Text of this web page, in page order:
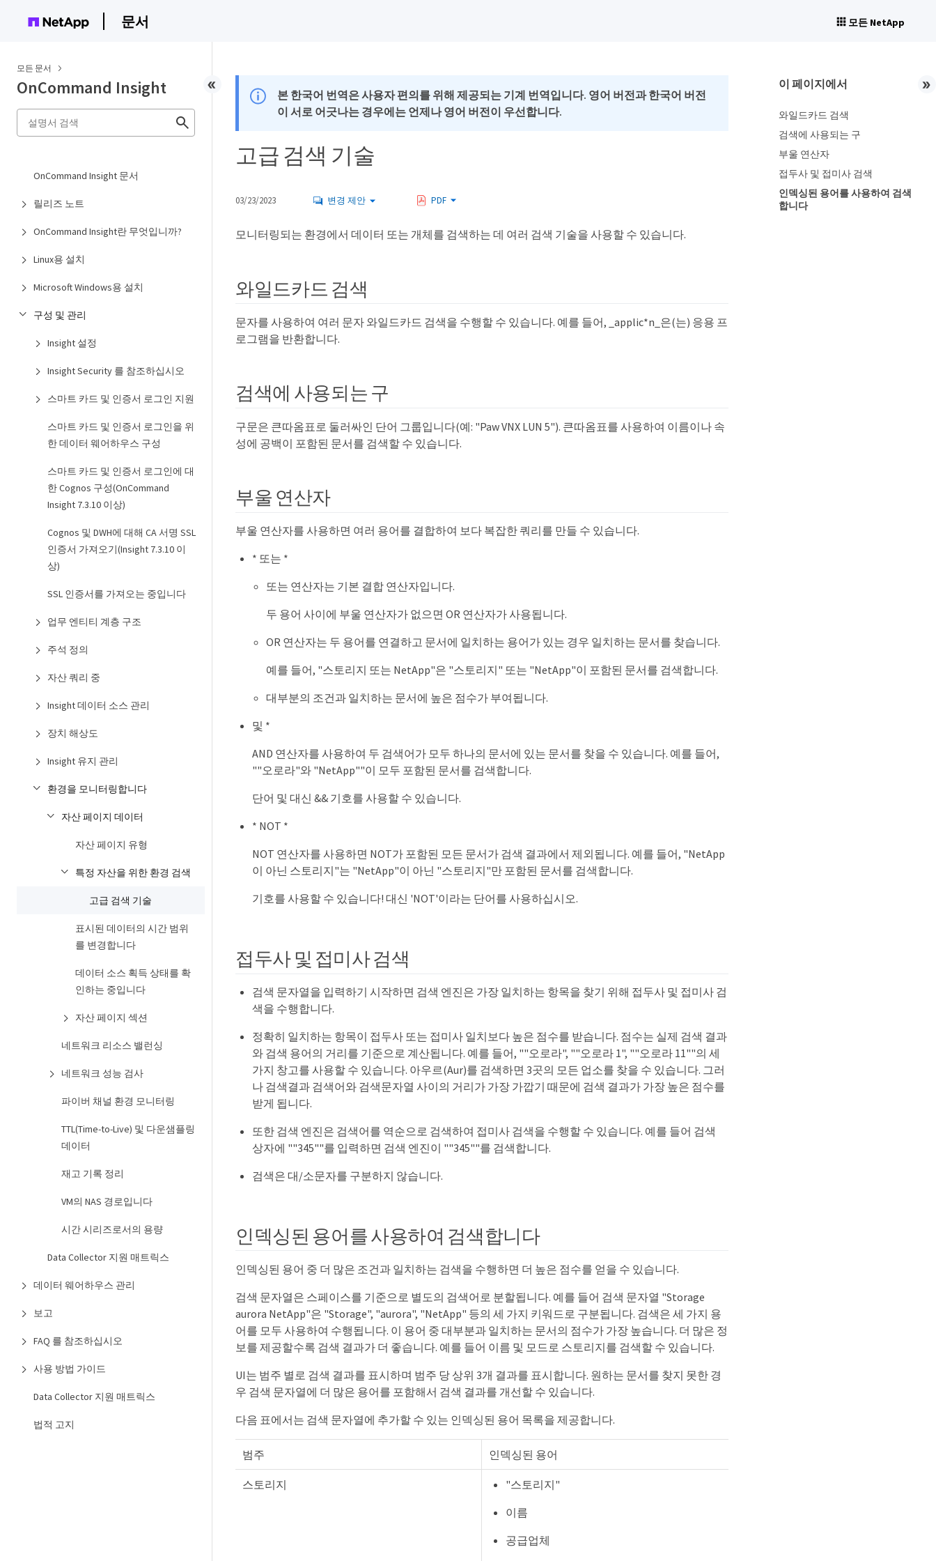
문서 모든 NetApp
모든 문서
OnCommand Insight
OnCommand Insight 문서
릴리즈 노트
OnCommand Insight란 무엇입니까?
Linux용 설치
Microsoft Windows용 설치
구성 및 관리
Insight 설정
Insight Security 를 참조하십시오
스마트 카드 및 인증서 로그인 지원
스마트 카드 및 인증서 로그인을 위
한 데이터 웨어하우스 구성
스마트 카드 및 인증서 로그인에 대
한 Cognos 구성(OnCommand
Insight 7.3.10 이상)
Cognos 및 DWH에 대해 CA 서명 SSL
인증서 가져오기(Insight 7.3.10 이
상)
SSL 인증서를 가져오는 중입니다
업무 엔티티 계층 구조
주석 정의
자산 쿼리 중
Insight 데이터 소스 관리
장치 해상도
Insight 유지 관리
환경을 모니터링합니다
자산 페이지 데이터
자산 페이지 유형
특정 자산을 위한 환경 검색
고급 검색 기술
표시된 데이터의 시간 범위
를 변경합니다
데이터 소스 획득 상태를 확
인하는 중입니다
자산 페이지 섹션
네트워크 리소스 밸런싱
네트워크 성능 검사
파이버 채널 환경 모니터링
TTL(Time-to-Live) 및 다운샘플링
데이터
재고 기록 정리
VM의 NAS 경로입니다
시간 시리즈로서의 용량
Data Collector 지원 매트릭스
데이터 웨어하우스 관리
보고
FAQ 를 참조하십시오
사용 방법 가이드
Data Collector 지원 매트릭스
법적 고지
본 한국어 번역은 사용자 편의를 위해 제공되는 기계 번역입니다. 영어 버전과 한국어 버전
이 서로 어긋나는 경우에는 언제나 영어 버전이 우선합니다.
고급 검색 기술
03/23/2023 변경 제안 PDF
모니터링되는 환경에서 데이터 또는 개체를 검색하는 데 여러 검색 기술을 사용할 수 있습니다.
와일드카드 검색
문자를 사용하여 여러 문자 와일드카드 검색을 수행할 수 있습니다. 예를 들어, _applic*n_은(는) 응용 프
로그램을 반환합니다.
검색에 사용되는 구
구문은 큰따옴표로 둘러싸인 단어 그룹입니다(예: "Paw VNX LUN 5"). 큰따옴표를 사용하여 이름이나 속
성에 공백이 포함된 문서를 검색할 수 있습니다.
부울 연산자
부울 연산자를 사용하면 여러 용어를 결합하여 보다 복잡한 쿼리를 만들 수 있습니다.
* 또는 *
또는 연산자는 기본 결합 연산자입니다.
두 용어 사이에 부울 연산자가 없으면 OR 연산자가 사용됩니다.
OR 연산자는 두 용어를 연결하고 문서에 일치하는 용어가 있는 경우 일치하는 문서를 찾습니다.
예를 들어, "스토리지 또는 NetApp"은 "스토리지" 또는 "NetApp"이 포함된 문서를 검색합니다.
대부분의 조건과 일치하는 문서에 높은 점수가 부여됩니다.
및 *
AND 연산자를 사용하여 두 검색어가 모두 하나의 문서에 있는 문서를 찾을 수 있습니다. 예를 들어,
""오로라"와 "NetApp""이 모두 포함된 문서를 검색합니다.
단어 및 대신 && 기호를 사용할 수 있습니다.
* NOT *
NOT 연산자를 사용하면 NOT가 포함된 모든 문서가 검색 결과에서 제외됩니다. 예를 들어, "NetApp
이 아닌 스토리지"는 "NetApp"이 아닌 "스토리지"만 포함된 문서를 검색합니다.
기호를 사용할 수 있습니다! 대신 'NOT'이라는 단어를 사용하십시오.
접두사 및 접미사 검색
검색 문자열을 입력하기 시작하면 검색 엔진은 가장 일치하는 항목을 찾기 위해 접두사 및 접미사 검
색을 수행합니다.
정확히 일치하는 항목이 접두사 또는 접미사 일치보다 높은 점수를 받습니다. 점수는 실제 검색 결과
와 검색 용어의 거리를 기준으로 계산됩니다. 예를 들어, ""오로라", ""오로라 1", ""오로라 11""의 세
가지 창고를 사용할 수 있습니다. 아우르(Aur)를 검색하면 3곳의 모든 업소를 찾을 수 있습니다. 그러
나 검색결과 검색어와 검색문자열 사이의 거리가 가장 가깝기 때문에 검색 결과가 가장 높은 점수를
받게 됩니다.
또한 검색 엔진은 검색어를 역순으로 검색하여 접미사 검색을 수행할 수 있습니다. 예를 들어 검색
상자에 ""345""를 입력하면 검색 엔진이 ""345""를 검색합니다.
검색은 대/소문자를 구분하지 않습니다.
인덱싱된 용어를 사용하여 검색합니다
인덱싱된 용어 중 더 많은 조건과 일치하는 검색을 수행하면 더 높은 점수를 얻을 수 있습니다.
검색 문자열은 스페이스를 기준으로 별도의 검색어로 분할됩니다. 예를 들어 검색 문자열 "Storage
aurora NetApp"은 "Storage", "aurora", "NetApp" 등의 세 가지 키워드로 구분됩니다. 검색은 세 가지 용
어를 모두 사용하여 수행됩니다. 이 용어 중 대부분과 일치하는 문서의 점수가 가장 높습니다. 더 많은 정
보를 제공할수록 검색 결과가 더 좋습니다. 예를 들어 이름 및 모드로 스토리지를 검색할 수 있습니다.
UI는 범주 별로 검색 결과를 표시하며 범주 당 상위 3개 결과를 표시합니다. 원하는 문서를 찾지 못한 경
우 검색 문자열에 더 많은 용어를 포함해서 검색 결과를 개선할 수 있습니다.
다음 표에서는 검색 문자열에 추가할 수 있는 인덱싱된 용어 목록을 제공합니다.
범주 인덱싱된 용어
스토리지
"스토리지"
이름
공급업체
이 페이지에서
와일드카드 검색
검색에 사용되는 구
부울 연산자
접두사 및 접미사 검색
인덱싱된 용어를 사용하여 검색
합니다